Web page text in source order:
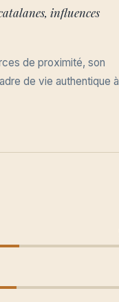
influences
de proximité, son
de vie authentique à